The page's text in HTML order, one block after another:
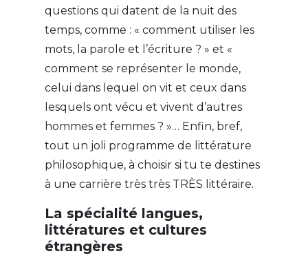
questions qui datent de la nuit des
temps, comme : « comment utiliser les
mots, la parole et l’écriture ? » et «
comment se représenter le monde,
celui dans lequel on vit et ceux dans
lesquels ont vécu et vivent d’autres
hommes et femmes ? »… Enfin, bref,
tout un joli programme de littérature
philosophique, à choisir si tu te destines
à une carrière très très TRÈS littéraire.
La spécialité langues,
littératures et cultures
étrangères